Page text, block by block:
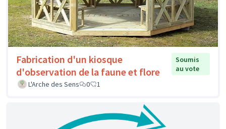
Fabrication d'un kiosque
d'observation de la faune et flore
Soumis
au vote
L'Arche des Sens
0 1